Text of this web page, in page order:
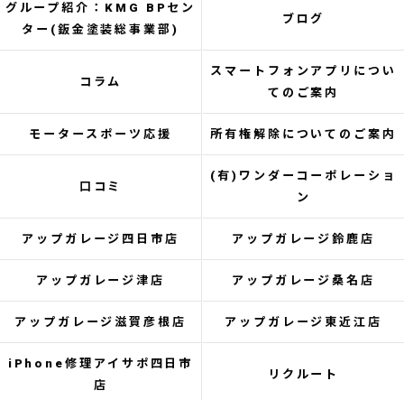
グループ紹介：KMG BPセン
ター(鈑金塗装総事業部)
ブログ
コラム
スマートフォンアプリについ
てのご案内
モータースポーツ応援 所有権解除についてのご案内
口コミ
(有)ワンダーコーポレーショ
ン
アップガレージ四日市店 アップガレージ鈴鹿店
アップガレージ津店 アップガレージ桑名店
アップガレージ滋賀彦根店 アップガレージ東近江店
iPhone修理アイサポ四日市
店
リクルート